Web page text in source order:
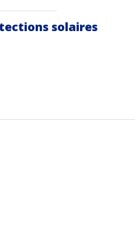
solaires